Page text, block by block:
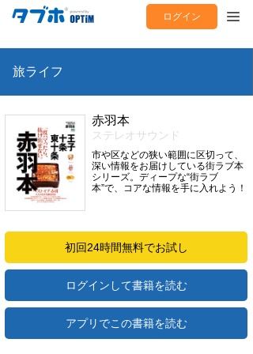
ログイン
旅ライフ
赤羽本
ステレオサウンド
市や区などの狭い範囲に区切って、
深い情報をお届けしている街ラブ本
シリーズ。ディープな“街ラブ
本”で、コアな情報を手に入れよう！
初回24時間無料でお試し
ログインして書籍を読む
アプリでこの書籍を読む